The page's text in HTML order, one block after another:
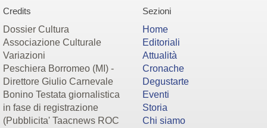
Credits
Dossier Cultura
Associazione Culturale
Variazioni
Peschiera Borromeo (MI) -
Direttore Giulio Carnevale
Bonino Testata giornalistica
in fase di registrazione
(Pubblicita' Taacnews ROC
Sezioni
Home
Editoriali
Attualità
Cronache
Degustarte
Eventi
Storia
Chi siamo